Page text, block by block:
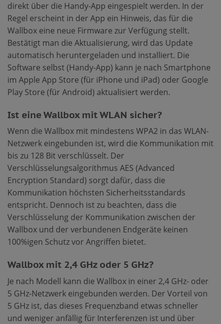
direkt über die Handy-App eingespielt werden. In der
Regel erscheint in der App ein Hinweis, das für die
Wallbox eine neue Firmware zur Verfügung stellt.
Bestätigt man die Aktualisierung, wird das Update
automatisch heruntergeladen und installiert. Die
Software selbst (Handy-App) kann je nach Smartphone
im Apple App Store (für iPhone und iPad) oder Google
Play Store (für Android) aktualisiert werden.
Ist eine Wallbox mit WLAN sicher?
Wenn die Wallbox mit mindestens WPA2 in das WLAN-
Netzwerk eingebunden ist, wird die Kommunikation mit
bis zu 128 Bit verschlüsselt. Der
Verschlüsselungsalgorithmus AES (Advanced
Encryption Standard) sorgt dafür, dass die
Kommunikation höchsten Sicherheitsstandards
entspricht. Dennoch ist zu beachten, dass die
Verschlüsselung der Kommunikation zwischen der
Wallbox und der verbundenen Endgeräte keinen
100%igen Schutz vor Angriffen bietet.
Wallbox mit 2,4 GHz oder 5 GHz?
Je nach Modell kann die Wallbox in einer 2,4 GHz- oder
5 GHz-Netzwerk eingebunden werden. Der Vorteil von
5 GHz ist, das dieses Frequenzband etwas schneller
und weniger anfällig für Interferenzen ist und über